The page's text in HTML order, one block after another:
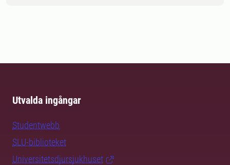
Utvalda ingångar
Studentwebb
SLU-biblioteket
Universitetsdjursjukhuset